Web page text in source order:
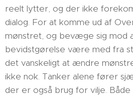
reelt lytter, og der ikke
dialog. For at komme ud af
mønstret, og bevæge sig mod
bevidstgørelse være med fra
det vanskeligt at ændre
ikke nok. Tanker alene fører
der er også brug for vilje.